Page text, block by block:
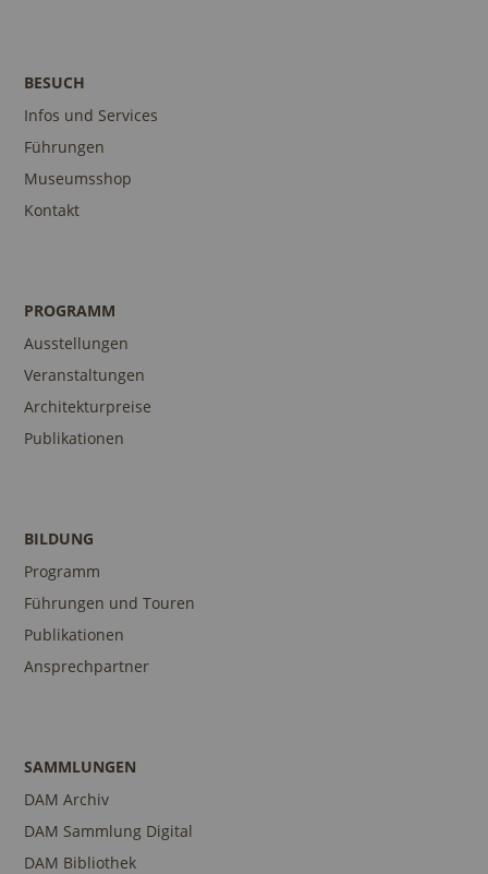
BESUCH
Infos und Services
Führungen
Museumsshop
Kontakt
PROGRAMM
Ausstellungen
Veranstaltungen
Architekturpreise
Publikationen
BILDUNG
Programm
Führungen und Touren
Publikationen
Ansprechpartner
SAMMLUNGEN
DAM Archiv
DAM Sammlung Digital
DAM Bibliothek